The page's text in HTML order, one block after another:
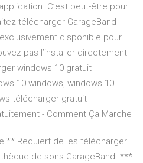
C’est peut-être pour
télécharger GarageBand
disponible pour
pas l’installer directement
windows 10 gratuit
10 windows, windows 10
télécharger gratuit
- Comment Ça Marche
** Requiert de les télécharger
de sons GarageBand. ***